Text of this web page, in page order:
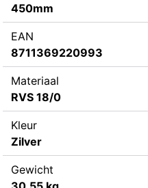
450mm
EAN
8711369220993
Materiaal
RVS 18/0
Kleur
Zilver
Gewicht